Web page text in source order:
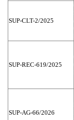
SUP-CLT-2/2025
SUP-REC-619/2025
SUP-AG-66/2026